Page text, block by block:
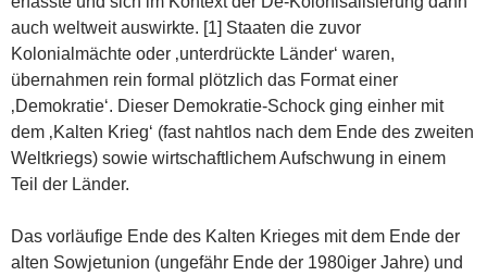
auch weltweit auswirkte. [1] Staaten die zuvor
Kolonialmächte oder ‚unterdrückte Länder‘ waren,
übernahmen rein formal plötzlich das Format einer
‚Demokratie‘. Dieser Demokratie-Schock ging einher mit
dem ‚Kalten Krieg‘ (fast nahtlos nach dem Ende des zweiten
Weltkriegs) sowie wirtschaftlichem Aufschwung in einem
Teil der Länder.
Das vorläufige Ende des Kalten Krieges mit dem Ende der
alten Sowjetunion (ungefähr Ende der 1980iger Jahre) und